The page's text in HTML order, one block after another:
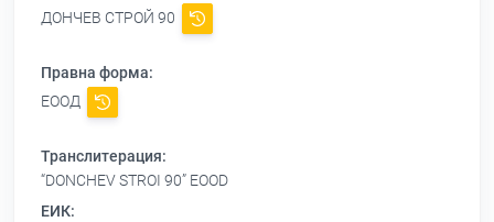
ДОНЧЕВ СТРОЙ 90
Правна форма:
ЕООД
Транслитерация:
“DONCHEV STROI 90” EOOD
ЕИК: